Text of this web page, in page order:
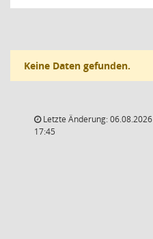
Keine Daten gefunden.
Letzte Änderung: 06.08.2026
17:45